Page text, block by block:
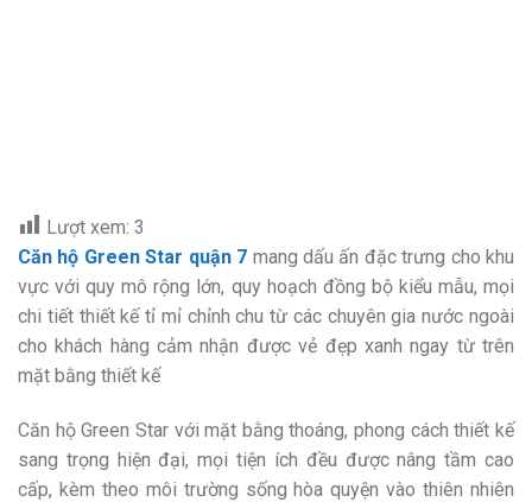
Lượt xem: 3
Căn hộ Green Star quận 7 mang dấu ấn đặc trưng cho khu
vực với quy mô rộng lớn, quy hoạch đồng bộ kiểu mẫu, mọi
chi tiết thiết kế tỉ mỉ chỉnh chu từ các chuyên gia nước ngoài
cho khách hàng cảm nhận được vẻ đẹp xanh ngay từ trên
mặt bằng thiết kế
Căn hộ Green Star với mặt bằng thoáng, phong cách thiết kế
sang trọng hiện đại, mọi tiện ích đều được nâng tầm cao
cấp, kèm theo môi trường sống hòa quyện vào thiên nhiên